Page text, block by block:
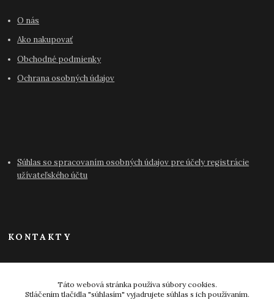
O nás
Ako nakupovať
Obchodné podmienky
Ochrana osobných údajov
Súhlas so spracovaním osobných údajov pre účely registrácie
užívateľského účtu
KONTAKTY
Táto webová stránka používa súbory cookies.
Stláčením tlačidla "súhlasím" vyjadrujete súhlas s ich používaním.